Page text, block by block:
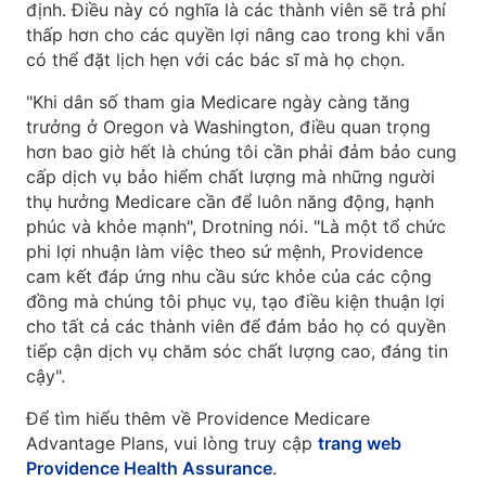
định. Điều này có nghĩa là các thành viên sẽ trả phí
thấp hơn cho các quyền lợi nâng cao trong khi vẫn
có thể đặt lịch hẹn với các bác sĩ mà họ chọn.
"Khi dân số tham gia Medicare ngày càng tăng
trưởng ở Oregon và Washington, điều quan trọng
hơn bao giờ hết là chúng tôi cần phải đảm bảo cung
cấp dịch vụ bảo hiểm chất lượng mà những người
thụ hưởng Medicare cần để luôn năng động, hạnh
phúc và khỏe mạnh", Drotning nói. "Là một tổ chức
phi lợi nhuận làm việc theo sứ mệnh, Providence
cam kết đáp ứng nhu cầu sức khỏe của các cộng
đồng mà chúng tôi phục vụ, tạo điều kiện thuận lợi
cho tất cả các thành viên để đảm bảo họ có quyền
tiếp cận dịch vụ chăm sóc chất lượng cao, đáng tin
cậy".
Để tìm hiểu thêm về Providence Medicare
Advantage Plans, vui lòng truy cập trang web
Providence Health Assurance.